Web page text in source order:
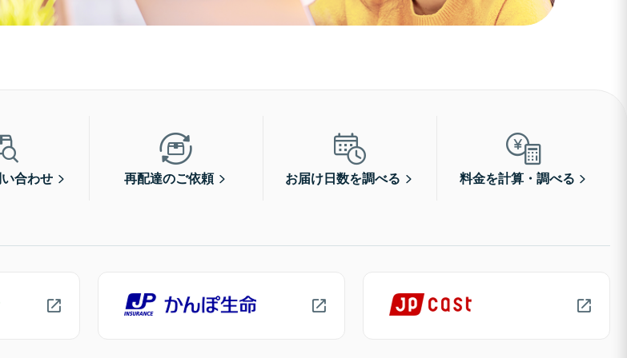
合わせ 再配達のご依頼 お届け日数を調べる 料金を計算・調べる